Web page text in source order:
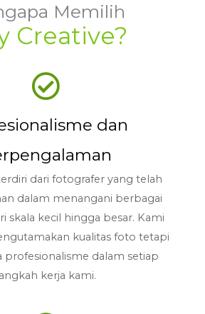
Memilih
Creative?
dan
dari fotografer yang telah
dalam menangani berbagai
skala kecil hingga besar. Kami
kualitas foto tetapi
profesionalisme dalam setiap
kerja kami.